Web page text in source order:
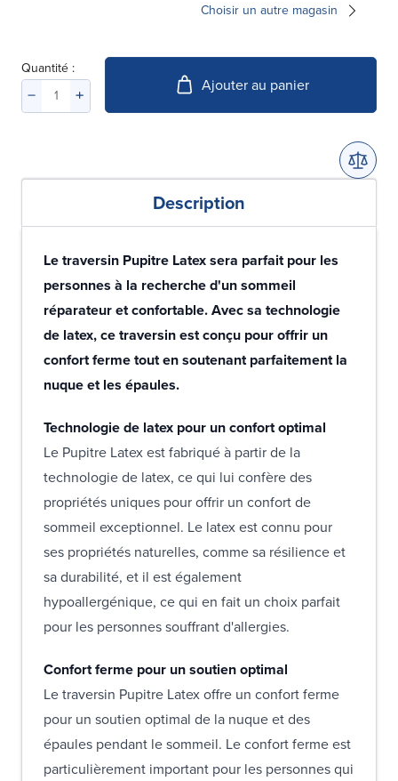
Choisir un autre magasin
Quantité :
Ajouter au panier
Description
Le traversin Pupitre Latex sera parfait pour les
personnes à la recherche d'un sommeil
réparateur et confortable. Avec sa technologie
de latex, ce traversin est conçu pour offrir un
confort ferme tout en soutenant parfaitement la
nuque et les épaules.
Technologie de latex pour un confort optimal
Le Pupitre Latex est fabriqué à partir de la
technologie de latex, ce qui lui confère des
propriétés uniques pour offrir un confort de
sommeil exceptionnel. Le latex est connu pour
ses propriétés naturelles, comme sa résilience et
sa durabilité, et il est également
hypoallergénique, ce qui en fait un choix parfait
pour les personnes souffrant d'allergies.
Confort ferme pour un soutien optimal
Le traversin Pupitre Latex offre un confort ferme
pour un soutien optimal de la nuque et des
épaules pendant le sommeil. Le confort ferme est
particulièrement important pour les personnes qui